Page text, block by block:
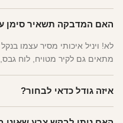
האם המדבקה תשאיר סימן
לא! ויניל איכותי מסיר עצמו
מתאים גם לקיר מטויח, לוח גבס,
איזה גודל כדאי לבחור?